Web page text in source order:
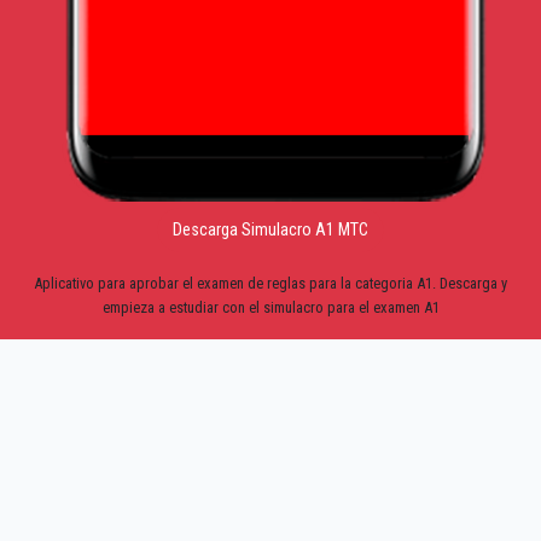
Descarga Simulacro A1 MTC
Aplicativo para aprobar el examen de reglas para la categoria A1. Descarga y
empieza a estudiar con el simulacro para el examen A1